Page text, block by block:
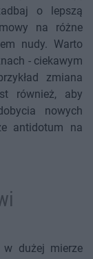
o lepszą
na różne
nudy. Warto
- ciekawym
zmiana
również, aby
nowych
antidotum na
w dużej mierze